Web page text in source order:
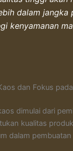
dalam jangka
kenyamanan
dan Fokus
dimulai dari
kualitas
dalam